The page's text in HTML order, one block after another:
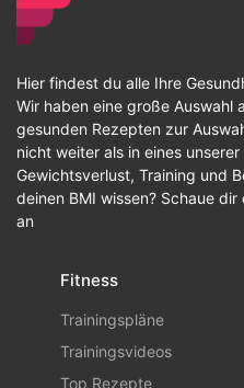
Hier findest du alle Ihre
Wir haben eine große Auswahl
gesunden Rezepten zur
nicht weiter als in eines
Gewichtsverlust, Training und
deinen BMI wissen? Schaue
an
Fitness
Trainingspläne
Trainingsvideos
Top Rezepte